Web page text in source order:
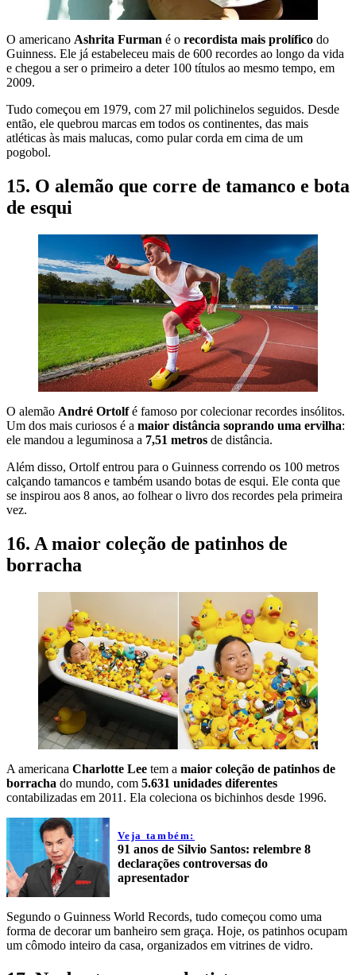
O americano Ashrita Furman é o recordista mais prolífico do
Guinness. Ele já estabeleceu mais de 600 recordes ao longo da vida
e chegou a ser o primeiro a deter 100 títulos ao mesmo tempo, em
2009.
Tudo começou em 1979, com 27 mil polichinelos seguidos. Desde
então, ele quebrou marcas em todos os continentes, das mais
atléticas às mais malucas, como pular corda em cima de um
pogobol.
15. O alemão que corre de tamanco e bota
de esqui
O alemão André Ortolfé famoso por colecionar recordes insólitos.
Um dos mais curiosos é a maior distância soprando uma ervilha:
ele mandou a leguminosa a 7,51 metros de distância.
Além disso, Ortolf entrou para o Guinness correndo os 100 metros
calçando tamancos e também usando botas de esqui. Ele conta que
se inspirou aos 8 anos, ao folhear o livro dos recordes pela primeira
vez.
16. A maior coleção de patinhos de
borracha
A americana Charlotte Lee tem a maior coleção de patinhos de
borracha do mundo, com 5.631 unidades diferentes
contabilizadas em 2011. Ela coleciona os bichinhos desde 1996.
Veja também:
91 anos de Silvio Santos: relembre 8
declarações controversas do
apresentador
Segundo o Guinness World Records, tudo começou como uma
forma de decorar um banheiro sem graça. Hoje, os patinhos ocupam
um cômodo inteiro da casa, organizados em vitrines de vidro.